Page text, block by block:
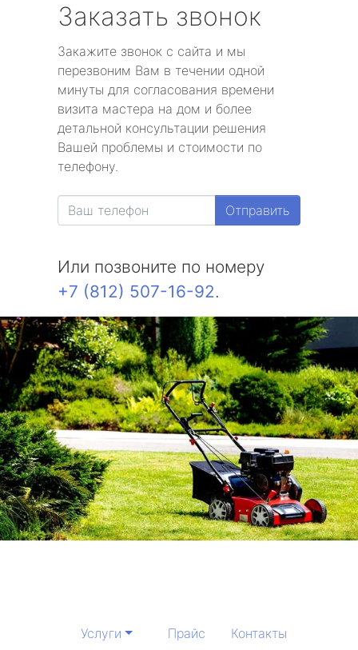
Заказать звонок
Закажите звонок с сайта и мы
перезвоним Вам в течении одной
минуты для согласования времени
визита мастера на дом и более
детальной консультации решения
Вашей проблемы и стоимости по
телефону.
Отправить
Или позвоните по номеру
+7 (812) 507-16-92.
Услуги Прайс Контакты